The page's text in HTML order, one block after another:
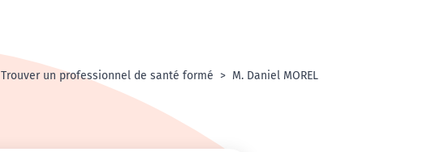
Trouver un professionnel de santé formé M. Daniel MOREL